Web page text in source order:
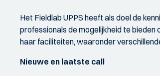
Het Fieldlab UPPS heeft als doel de
professionals de mogelijkheid te bieden
haar faciliteiten, waaronder
Nieuwe en laatste call